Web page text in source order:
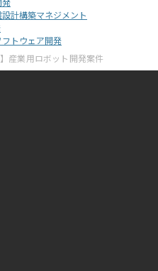
発
設計構築マネジメント
フトウェア開発
産業用ロボット開発案件